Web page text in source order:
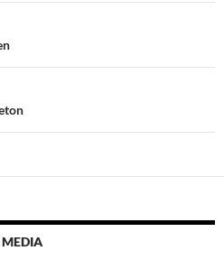
MEDIA